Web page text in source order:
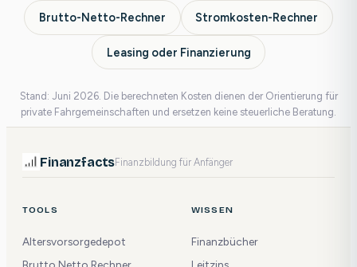
Brutto-Netto-Rechner Stromkosten-Rechner
Leasing oder Finanzierung
Stand: Juni 2026. Die berechneten Kosten dienen der Orientierung für
private Fahrgemeinschaften und ersetzen keine steuerliche Beratung.
FinanzfactsFinanzbildung für Anfänger
TOOLS
Altersvorsorgedepot
Brutto Netto Rechner
WISSEN
Finanzbücher
Leitzins